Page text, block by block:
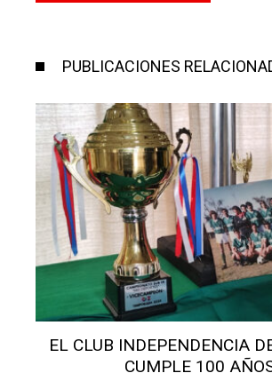
PUBLICACIONES
ALUMNOS APEDREARON A
EN LA ESCUELA